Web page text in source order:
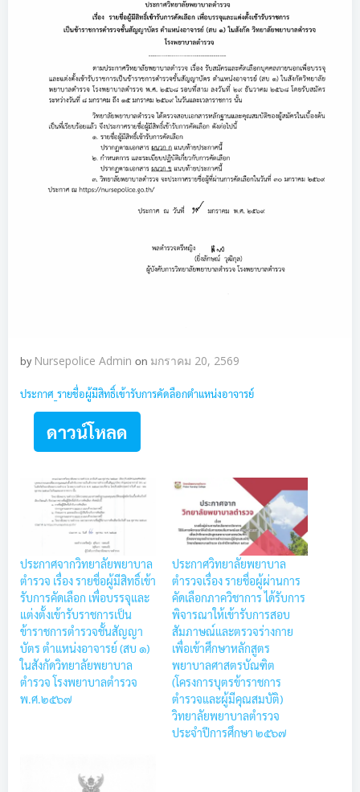
by Nursepolice Admin on มกราคม 20, 2569
ประกาศ_รายชื่อผู้มีสิทธิ์เข้ารับการคัดลือกตำแหน่งอาจารย์
ดาวน์โหลด
ประกาศจากวิทยาลัยพยาบาล
ตำรวจ เรื่อง รายชื่อผู้มีสิทธิ์เข้า
รับการคัดเลือก เพื่อบรรจุและ
แต่งตั้งเข้ารับราชการเป็น
ข้าราชการตำรวจชั้นสัญญา
บัตร ตำแหน่งอาจารย์ (สบ ๑)
ในสังกัดวิทยาลัยพยาบาล
ตำรวจ โรงพยาบาลตำรวจ
พ.ศ.๒๕๖๗
ประกาศวิทยาลัยพยาบาล
ตำรวจเรื่อง รายชื่อผู้ผ่านการ
คัดเลือกภาควิชาการ ได้รับการ
พิจารณาให้เข้ารับการสอบ
สัมภาษณ์และตรวจร่างกาย
เพื่อเข้าศึกษาหลักสูตร
พยาบาลศาสตรบัณฑิต
(โครงการบุตรข้าราชการ
ตำรวจและผู้มีคุณสมบัติ)
วิทยาลัยพยาบาลตำรวจ
ประจำปีการศึกษา ๒๕๖๗